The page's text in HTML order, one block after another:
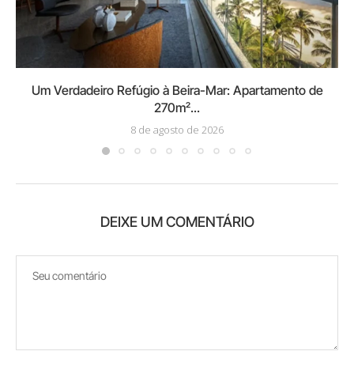
Um Verdadeiro Refúgio à Beira-Mar: Apartamento de
270m²...
8 de agosto de 2026
DEIXE UM COMENTÁRIO